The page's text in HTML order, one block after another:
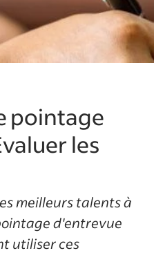
pointage
les
meilleurs talents à
d'entrevue
utiliser ces